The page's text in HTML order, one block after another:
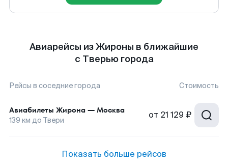
Авиарейсы из Жироны в ближайшие
с Тверью города
Рейсы в соседние города Стоимость
Авиабилеты Жирона — Москва
139 км до Твери от 21 129 ₽
Показать больше рейсов